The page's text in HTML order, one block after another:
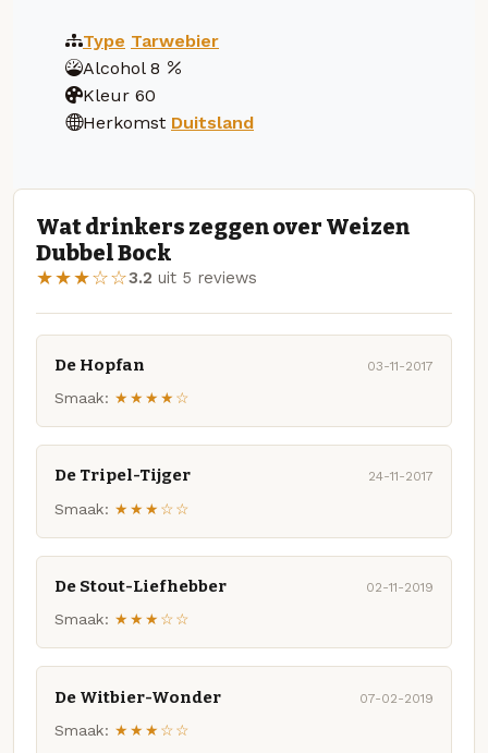
Type Tarwebier
Alcohol 8
Kleur 60
Herkomst Duitsland
Wat drinkers zeggen over Weizen
Dubbel Bock
★★★☆☆3.2 uit 5 reviews
De Hopfan 03-11-2017
Smaak: ★★★★☆
De Tripel-Tijger 24-11-2017
Smaak: ★★★☆☆
De Stout-Liefhebber 02-11-2019
Smaak: ★★★☆☆
De Witbier-Wonder 07-02-2019
Smaak: ★★★☆☆